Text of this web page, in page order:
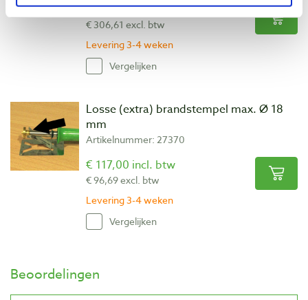
€ 371,00 incl. btw
€ 306,61 excl. btw
Levering 3-4 weken
Vergelijken
Losse (extra) brandstempel max. Ø 18
mm
Artikelnummer: 27370
€ 117,00 incl. btw
€ 96,69 excl. btw
Levering 3-4 weken
Vergelijken
Beoordelingen